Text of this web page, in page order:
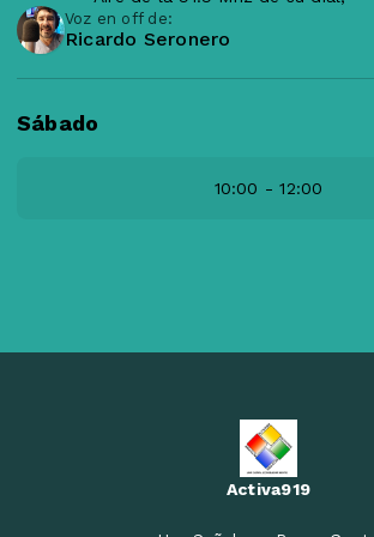
Voz en off de:
Ricardo Seronero
Sábado
10:00 - 12:00
Activa919